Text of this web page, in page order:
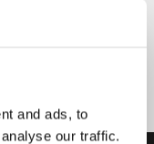
and ads, to
our traffic.